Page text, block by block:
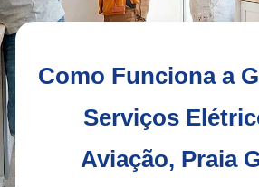
Como Funciona a
Serviços
Aviação, Praia